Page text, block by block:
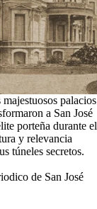
palacios
a San José
porteña durante el
y relevancia
túneles secretos.
de San José